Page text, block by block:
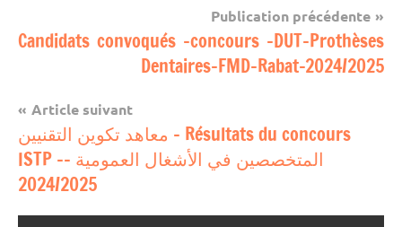
مباريات
Navigation
de
l’article
Publication précédente
Candidats convoqués -concours -DUT-Prothèses
Dentaires-FMD-Rabat-2024/2025
Article suivant
Résultats du concours – معاهد تكوين التقنيين
المتخصصين في الأشغال العمومية -ISTP –
2024/2025